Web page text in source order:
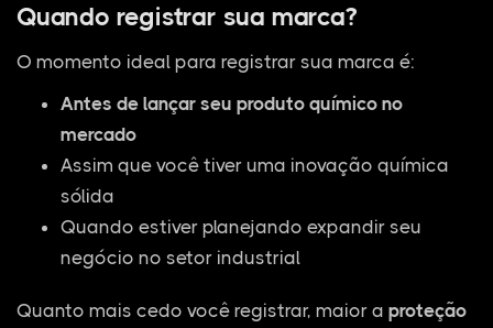
Quando registrar sua marca?
O momento ideal para registrar sua marca é:
Antes de lançar seu produto químico no
mercado
Assim que você tiver uma inovação química
sólida
Quando estiver planejando expandir seu
negócio no setor industrial
Quanto mais cedo você registrar, maior a proteção